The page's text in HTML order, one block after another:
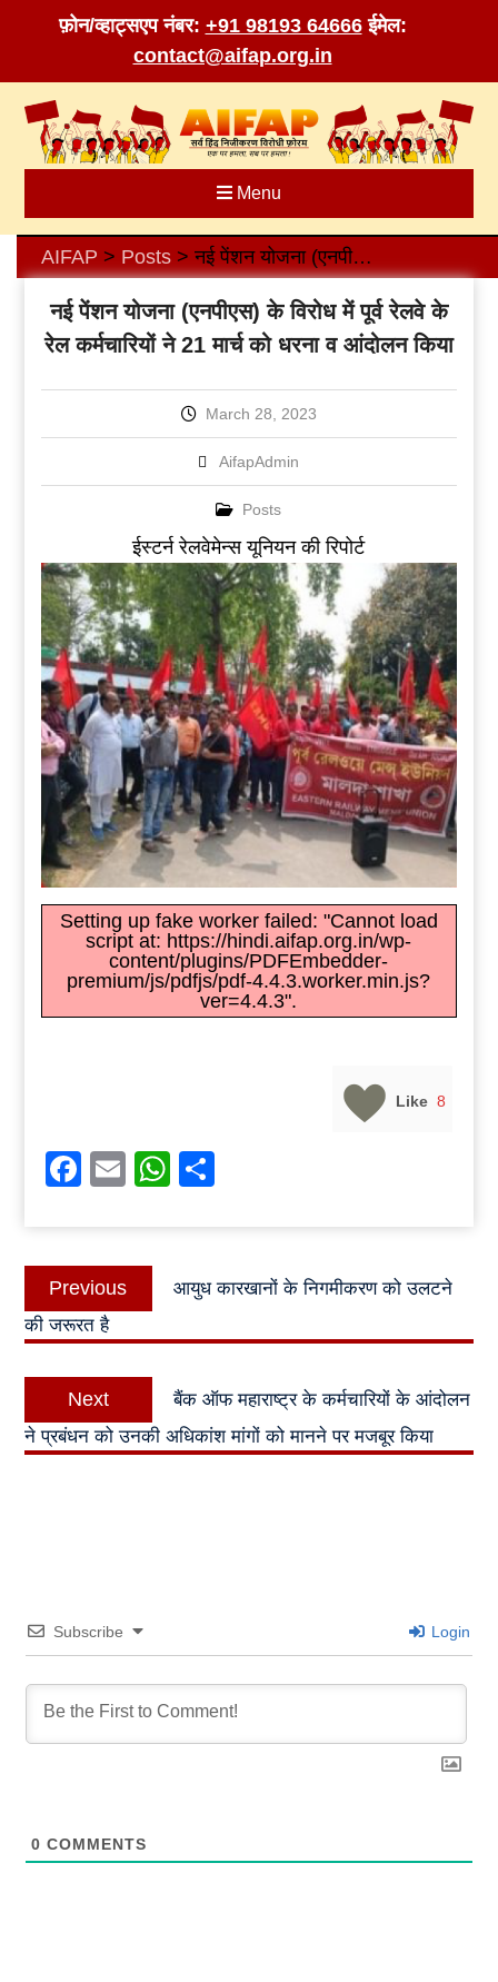
फ़ोन/व्हाट्सएप नंबर: +91 98193 64666 ईमेल:
contact@aifap.org.in
content
Menu
AIFAP > Posts> नई पेंशन योजना (एनपीएस) के विरोध में पूर्व रेलवे के रेल कर्मचारियों ने 21 मार्च को धरना व आंदोलन किया
नई पेंशन योजना (एनपीएस) के विरोध में पूर्व रेलवे के
रेल कर्मचारियों ने 21 मार्च को धरना व आंदोलन किया
March 28, 2023
AifapAdmin
Posts
ईस्टर्न रेलवेमेन्स यूनियन की रिपोर्ट
Setting up fake worker failed: "Cannot load
script at: https://hindi.aifap.org.in/wp-
content/plugins/PDFEmbedder-
premium/js/pdfjs/pdf-4.4.3.worker.min.js?
ver=4.4.3".
Like 8
Facebook
EmailWhatsApp
Post
navigation
Previous
post:
आयुध कारखानों के निगमीकरण को उलटने
की जरूरत है
Next
Next
post:
बैंक ऑफ महाराष्ट्र के कर्मचारियों के आंदोलन
ने प्रबंधन को उनकी अधिकांश मांगों को मानने पर मजबूर किया
Subscribe Login
0 COMMENTS